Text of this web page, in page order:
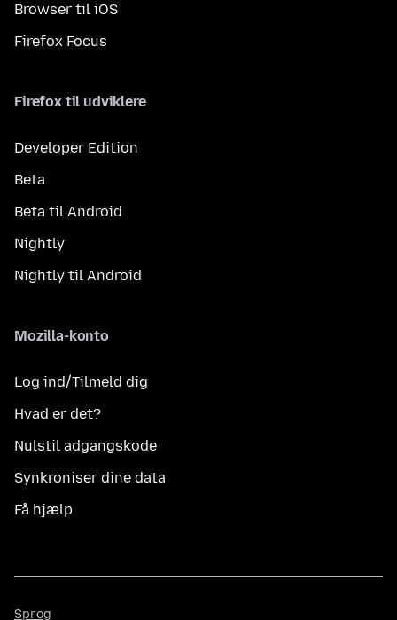
Browser til iOS
Firefox Focus
Firefox til udviklere
Developer Edition
Beta
Beta til Android
Nightly
Nightly til Android
Mozilla-konto
Log ind/Tilmeld dig
Hvad er det?
Nulstil adgangskode
Synkroniser dine data
Få hjælp
Sprog